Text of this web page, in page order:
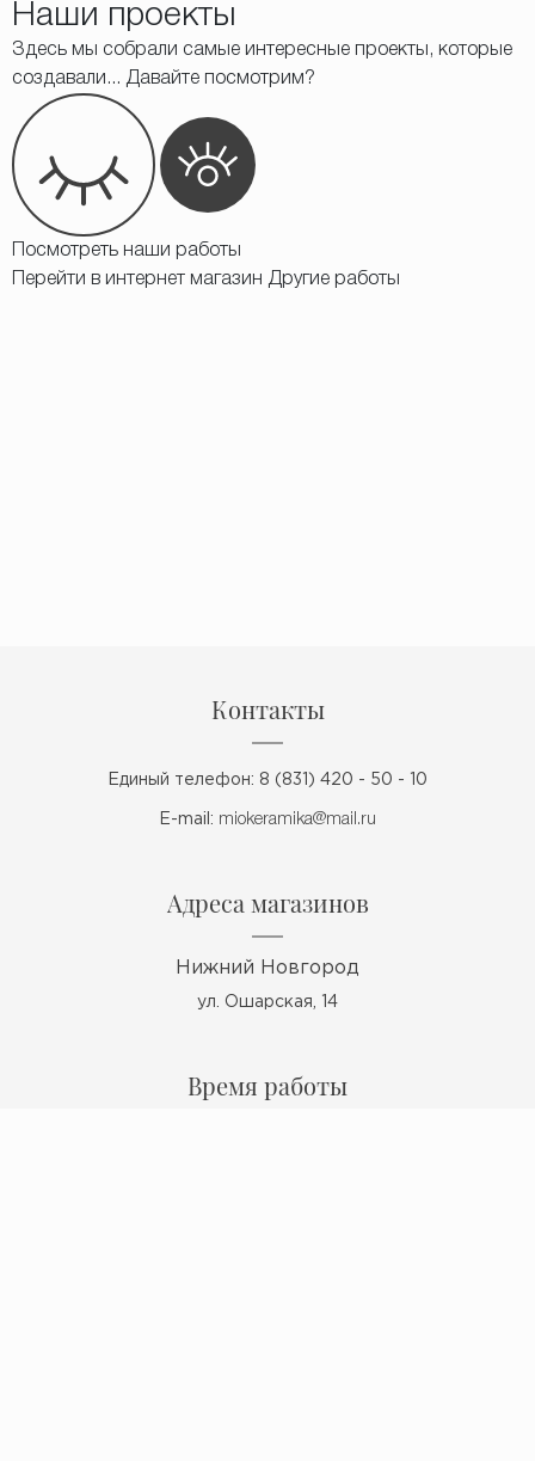
Наши проекты
Здесь мы собрали самые интересные проекты, которые
создавали... Давайте посмотрим?
Посмотреть наши работы
Перейти в интернет магазин Другие работы
Контакты
Единый телефон: 8 (831) 420 - 50 - 10
E-mail: miokeramika@mail.ru
Адреса магазинов
Нижний Новгород
ул. Ошарская, 14
Время работы